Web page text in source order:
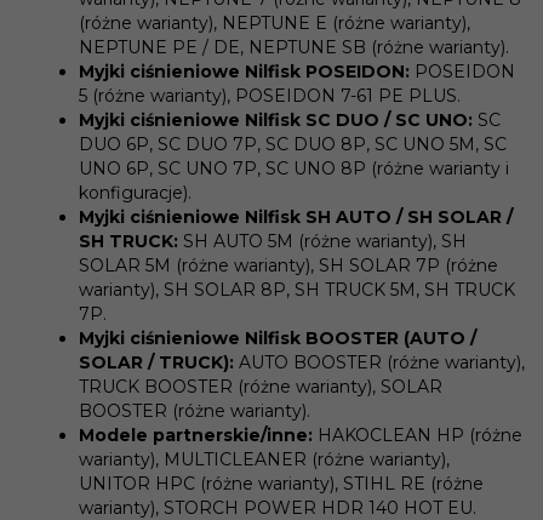
(różne warianty), NEPTUNE E (różne warianty),
NEPTUNE PE / DE, NEPTUNE SB (różne warianty).
Myjki ciśnieniowe Nilfisk POSEIDON: POSEIDON
5 (różne warianty), POSEIDON 7-61 PE PLUS.
Myjki ciśnieniowe Nilfisk SC DUO / SC UNO: SC
DUO 6P, SC DUO 7P, SC DUO 8P, SC UNO 5M, SC
UNO 6P, SC UNO 7P, SC UNO 8P (różne warianty i
konfiguracje).
Myjki ciśnieniowe Nilfisk SH AUTO / SH SOLAR /
SH TRUCK: SH AUTO 5M (różne warianty), SH
SOLAR 5M (różne warianty), SH SOLAR 7P (różne
warianty), SH SOLAR 8P, SH TRUCK 5M, SH TRUCK
7P.
Myjki ciśnieniowe Nilfisk BOOSTER (AUTO /
SOLAR / TRUCK): AUTO BOOSTER (różne warianty),
TRUCK BOOSTER (różne warianty), SOLAR
BOOSTER (różne warianty).
Modele partnerskie/inne: HAKOCLEAN HP (różne
warianty), MULTICLEANER (różne warianty),
UNITOR HPC (różne warianty), STIHL RE (różne
warianty), STORCH POWER HDR 140 HOT EU.